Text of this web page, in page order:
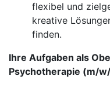
flexibel und
kreative
finden.
Ihre Aufgaben als
Psychotherapie (m/